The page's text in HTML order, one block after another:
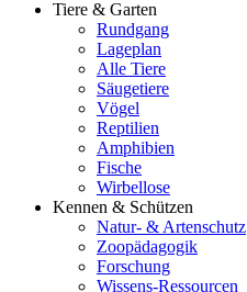
Tiere & Garten
Rundgang
Lageplan
Alle Tiere
Säugetiere
Vögel
Reptilien
Amphibien
Fische
Wirbellose
Kennen & Schützen
Natur- & Artenschutz
Zoopädagogik
Forschung
Wissens-Ressourcen